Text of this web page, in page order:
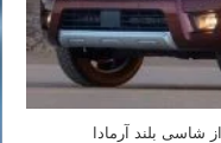
در نمایشگاه خودرویی شیکاگو 2016، از شاسی بلند آرمادا